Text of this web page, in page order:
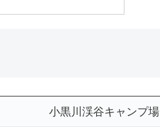
小黒川渓谷キャンプ場